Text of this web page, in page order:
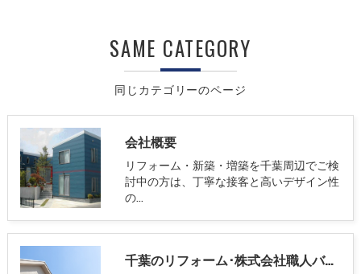
同じカテゴリーのページ
SAME CATEGORY
会社概要
リフォーム・新築・増築を千葉周辺でご検
討中の方は、丁寧な接客と高いデザイン性
の…
千葉のリフォーム･株式会社職人バッカの口コミ情報